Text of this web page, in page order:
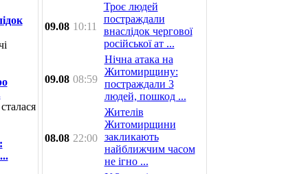
09.08 10:11
Троє людей
постраждали
внаслідок чергової
російської ат ...
09.08 08:59
Нічна атака на
Житомирщину:
постраждали 3
людей, пошкод ...
08.08 22:00
Жителів
Житомирщини
закликають
найближчим часом
не ігно ...